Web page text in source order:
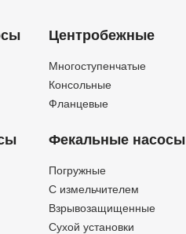
Центробежные
Многоступенчатые
Консольные
Фланцевые
Фекальные насосы
Погружные
C измельчителем
Взрывозащищенные
Сухой установки